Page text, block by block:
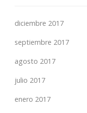
diciembre 2017
septiembre 2017
agosto 2017
julio 2017
enero 2017